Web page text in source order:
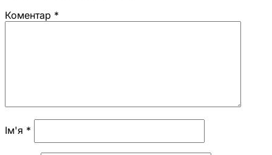
Коментар *
Ім'я *